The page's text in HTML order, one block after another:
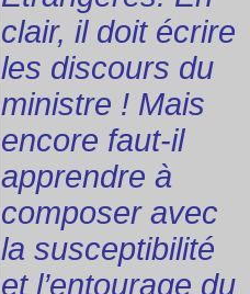
clair, il doit écrire
les discours du
ministre ! Mais
encore faut-il
apprendre à
composer avec
la susceptibilité
et l’entourage du